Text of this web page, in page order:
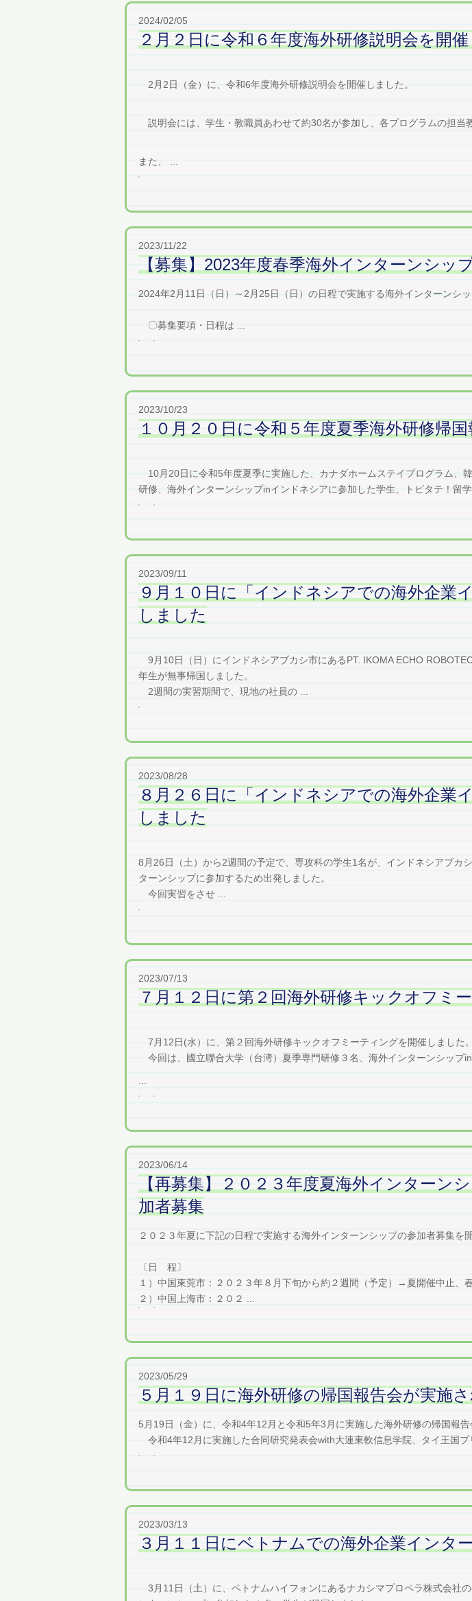
2024/02/05
２月２日に令和６年度海外研修説明会を開
2月2日（金）に、令和6年度海外研修説明会を開催しました。
説明会には、学生・教職員あわせて約30名が参加し、各プログラムの担当
また、 ...
2023/11/22
【募集】2023年度春季海外インターンシ
2024年2月11日（日）～2月25日（日）の日程で実施する海外インターンシ
〇募集要項・日程は ...
2023/10/23
１０月２０日に令和５年度夏季海外研修帰
10月20日に令和5年度夏季に実施した、カナダホームステイプログラム、
研修、海外インターンシップinインドネシアに参加した学生、トビタテ！留
2023/09/11
９月１０日に「インドネシアでの海外企業
しました
9月10日（日）にインドネシアブカシ市にあるPT. IKOMA ECHO
年生が無事帰国しました。
2週間の実習期間で、現地の社員の ...
2023/08/28
８月２６日に「インドネシアでの海外企業
しました
8月26日（土）から2週間の予定で、専攻科の学生1名が、インドネシアブカ
ターンシップに参加するため出発しました。
今回実習をさせ ...
2023/07/13
７月１２日に第２回海外研修キックオフミ
7月12日(水）に、第２回海外研修キックオフミーティングを開催しました。
今回は、國立聯合大学（台湾）夏季専門研修３名、海外インターンシップ
2023/06/14
【再募集】２０２３年度夏海外インターン
加者募集
２０２３年夏に下記の日程で実施する海外インターンシップの参加者募集を
〔日 程〕
１）中国東莞市：２０２３年８月下旬から約２週間（予定）→夏開催中止、
２）中国上海市：２０２ ...
2023/05/29
５月１９日に海外研修の帰国報告会が実施
5月19日（金）に、令和4年12月と令和5年3月に実施した海外研修の帰国報告
令和4年12月に実施した合同研究発表会with大連東軟信息学院、タイ王国
2023/03/13
３月１１日にベトナムでの海外企業インタ
3月11日（土）に、ベトナムハイフォンにあるナカシマプロペラ株式会社